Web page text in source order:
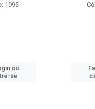
1995
ou
se